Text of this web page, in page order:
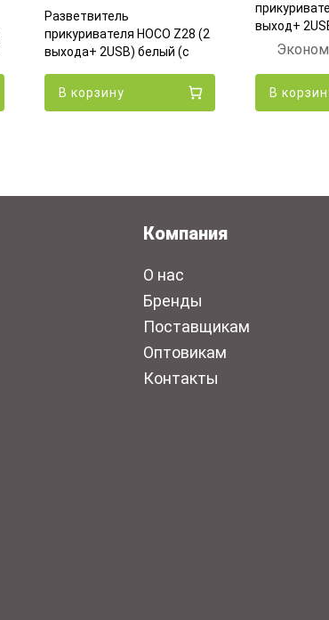
Разветвитель
прикуривателя HOCO Z28 (2
выхода+ 2USB) белый (с
В корзину
выход+
экраном)
В
Компания
О нас
Бренды
Поставщикам
Оптовикам
Контакты